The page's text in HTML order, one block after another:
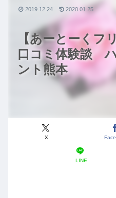
【あーとーくフ
口コミ体験談
ント熊本
X
LINE
2019.12.24 2020.01.25